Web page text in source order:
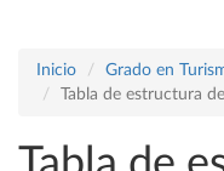
Inicio
Grado en
Tabla de estructura